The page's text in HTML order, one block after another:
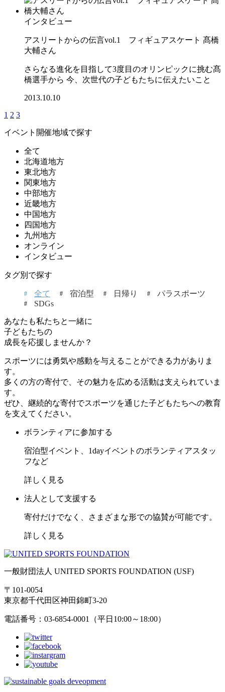
インタビュー
アスリートからの伝言vol.1 フィギュアスケート 髙橋
大輔さん
さらなる進化を目指して3度目のオリンピックに挑む髙
橋選手から 今、次世代の子どもたちに伝えたいこと
2013.10.10
1 2 3
イベント開催地域で探す
全て
北海道地方
東北地方
関東地方
中部地方
近畿地方
中国地方
四国地方
九州地方
オンライン
インタビュー
タグ別で探す
全て 宿泊型 日帰り
パラスポーツ
SDGs
あなたも私たちと一緒に
子どもたちの
成長を応援しませんか？
スポーツには勇気や感動を与えることができる力がありま
す。
多くの方の寄付で、その魅力を広める活動は支えられていま
す。
ぜひ、継続的な寄付でスポーツを通じた子どもたちへの教育
を支えてください。
ボランティアに参加する
宿泊型イベント、1dayイベントのボランティアスタッ
フなど
詳しく見る
法人として支援する
寄付だけでなく、さまざまな形での協賛が可能です。
詳しく見る
一般財団法人 UNITED SPORTS FOUNDATION (USF)
〒101-0054
東京都千代田区神田錦町3-20
電話番号：03-6854-0001（平日10:00～18:00）